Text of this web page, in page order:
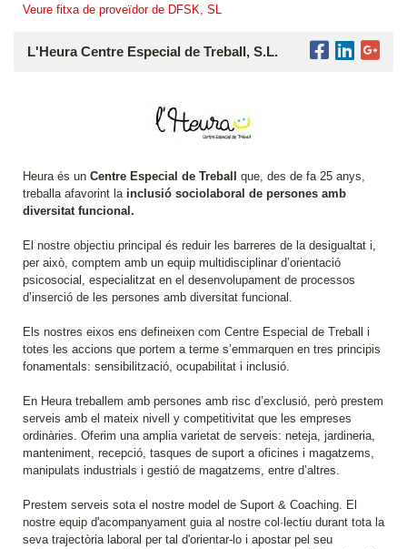
Veure fitxa de proveïdor de DFSK, SL
L'Heura Centre Especial de Treball, S.L.
Heura és un Centre Especial de Treball
que, des de fa 25 anys,
treballa afavorint lainclusió sociolaboral de persones amb
diversitat funcional.
El nostre objectiu principal és reduir les barreres de la desigualtat i,
per això, comptem amb un equip multidisciplinar d’orientació
psicosocial, especialitzat en el desenvolupament de processos
d’inserció de les persones amb diversitat funcional.
Els nostres eixos ens defineixen com Centre Especial de Treball i
totes les accions que portem a terme s’emmarquen en tres principis
fonamentals: sensibilització, ocupabilitat i inclusió.
En Heura treballem amb persones amb risc d’exclusió, però prestem
serveis amb el mateix nivell y competitivitat que les empreses
ordinàries. Oferim una amplia varietat de serveis: neteja, jardineria,
manteniment, recepció, tasques de suport a oficines i magatzems,
manipulats industrials i gestió de magatzems, entre d’altres.
Prestem serveis sota el nostre model de Suport & Coaching. El
nostre equip d'acompanyament guia al nostre col·lectiu durant tota la
seva trajectòria laboral per tal d'orientar-lo i apostar pel seu